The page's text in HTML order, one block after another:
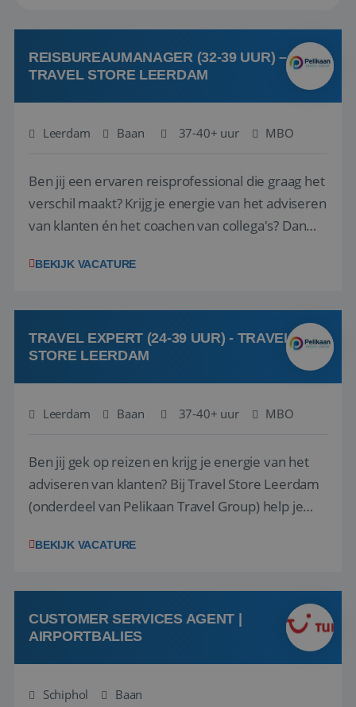
REISBUREAUMANAGER (32-39 UUR) –
TRAVEL STORE LEERDAM
Leerdam Baan 37-40+ uur MBO
Ben jij een ervaren reisprofessional die graag het
verschil maakt? Krijg je energie van het adviseren
van klanten én het coachen van collega's? Dan
(onderdeel van Pelikaan Travel Group) zoeken
team het reisbureau verder...
BEKIJK VACATURE
TRAVEL EXPERT (24-39 UUR) - TRAVEL
STORE LEERDAM
Leerdam Baan 37-40+ uur MBO
Ben jij gek op reizen en krijg je energie van het
adviseren van klanten? Bij Travel Store Leerdam
(onderdeel van Pelikaan Travel Group) help je
vinden. Samen maken we van elke reis een
hebt in de reisbranche of j...
BEKIJK VACATURE
CUSTOMER SERVICES AGENT |
AIRPORTBALIES
Schiphol Baan